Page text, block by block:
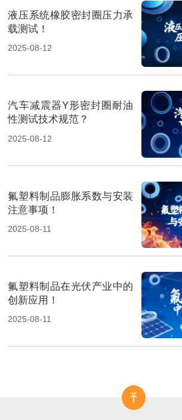
液压系统橡胶密封圈压力承
载测试！
2025-08-12
汽车减震器Y形密封圈耐油
性测试技术规范？
2025-08-12
氟塑料制品膨胀系数与安装
注意事项！
2025-08-11
氟塑料制品在光伏产业中的
创新应用！
2025-08-11